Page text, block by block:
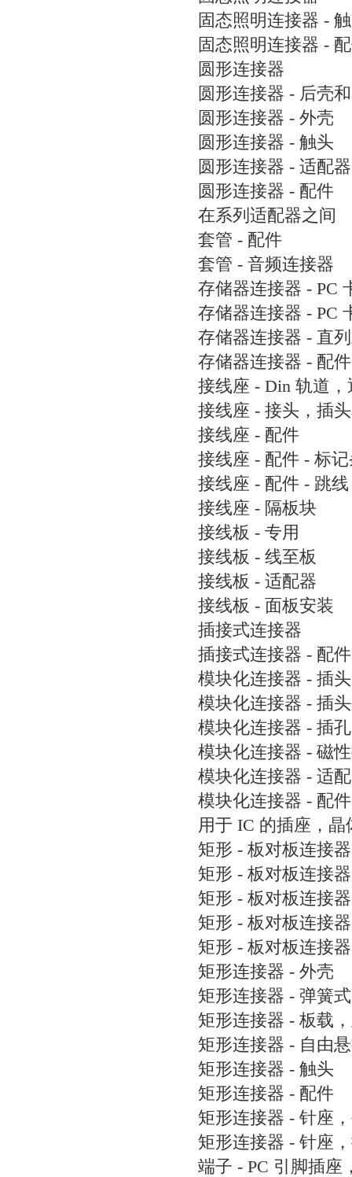
固态照明连接器 -
固态照明连接器 -
圆形连接器
圆形连接器 - 后壳
圆形连接器 - 外壳
圆形连接器 - 触头
圆形连接器 - 适配器
圆形连接器 - 配件
在系列适配器之间
套管 - 配件
套管 - 音频连接器
存储器连接器 - PC
存储器连接器 - PC
存储器连接器 - 直
存储器连接器 - 配件
接线座 - Din 轨道，
接线座 - 接头，插
接线座 - 配件
接线座 - 配件 - 标
接线座 - 配件 - 跳线
接线座 - 隔板块
接线板 - 专用
接线板 - 线至板
接线板 - 适配器
接线板 - 面板安装
插接式连接器
插接式连接器 - 配件
模块化连接器 - 插头
模块化连接器 - 插
模块化连接器 - 插孔
模块化连接器 - 磁
模块化连接器 - 适
模块化连接器 - 配件
用于 IC 的插座，晶
矩形 - 板对板连接
矩形 - 板对板连接
矩形 - 板对板连接
矩形 - 板对板连接
矩形 - 板对板连接
矩形连接器 - 外壳
矩形连接器 - 弹簧式
矩形连接器 - 板载
矩形连接器 - 自由
矩形连接器 - 触头
矩形连接器 - 配件
矩形连接器 - 针座
矩形连接器 - 针座
端子 - PC 引脚插座